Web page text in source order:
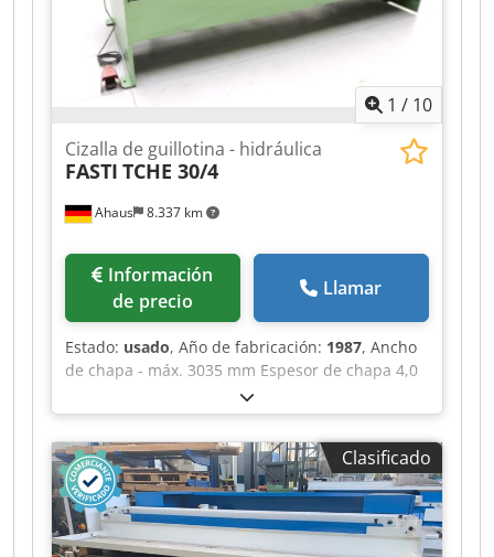
1 / 10
Ahaus 8.337 km
Cizalla de guillotina - hidráulica
FASTI TCHE 30/4
de precio
Llamar
Estado: usado, Año de fabricación: 1987, Ancho
de chapa - máx. 3035 mm Espesor de chapa 4,0
mm ST Dodpfx Afoyyc A Uotekr Espesor de chapa
2,5 mm VA Espesor de chapa 6,0 mm ALU
Número de carreras - bajo carga 20 carreras/min
Ángulo de corte 1,7° Altura de trabajo 900 mm
Control ELGO Potencia total requerida 8,5 kW
Peso de la máquina aprox. 4400 kg Dimensiones
L-A-H 3416 x 2250 x 1760 mm Equipamiento: -
Clasificado